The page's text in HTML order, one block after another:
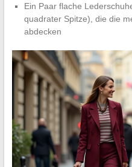
Ein Paar flache
quadrater Spitze), die die
abdecken